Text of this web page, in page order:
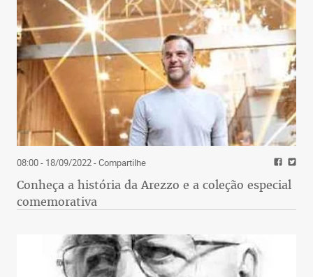
08:00 - 18/09/2022- Compartilhe
Conheça a história da Arezzo e a coleção especial
comemorativa